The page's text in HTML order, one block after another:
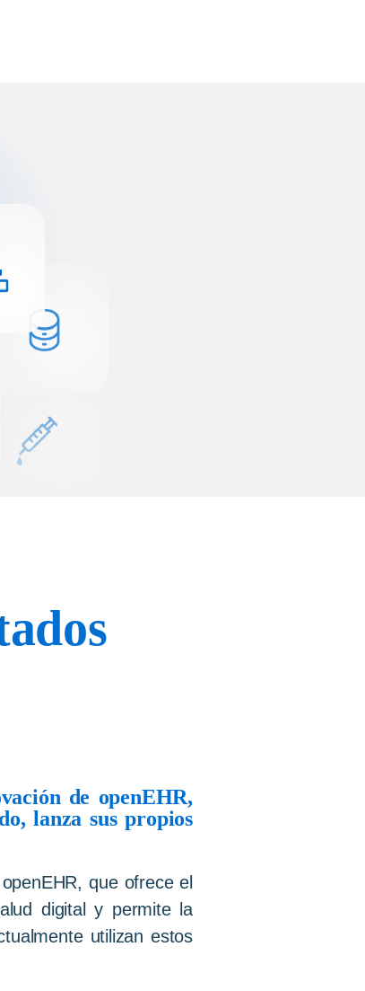
de openEHR,
lanza suspropios
que ofrece el
digital y permite la
utilizan estos